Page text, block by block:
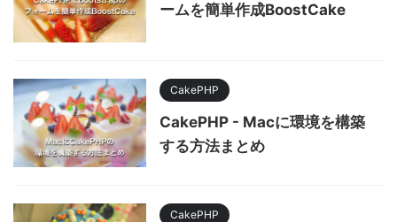
ームを簡単作成BoostCake
CakePHP
CakePHP - Macに環境を構築
する方法まとめ
CakePHP